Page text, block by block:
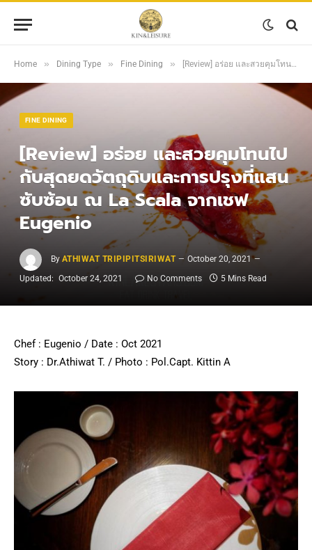
Home » Dining Type » Fine Dining » [Review] อร่อย และสวยคุมโทนไปกับสุดยดวัตถุดิบและการปรุงที่แสนซับซ้อน ณ La Scala จากเชฟ Eugenio
FINE DINING
[Review] อร่อย และสวยคุมโทนไป
กับสุดยดวัตถุดิบและการปรุงที่แสน
ซับซ้อน ณ La Scala จากเชฟ
Eugenio
By ATHIWAT TRIPIPITSIRIWAT
October 20, 2021
Updated: October 24, 2021 No Comments 5 Mins Read
Chef : Eugenio / Date : Oct 2021
Story : Dr.Athiwat T. / Photo : Pol.Capt. Kittin A